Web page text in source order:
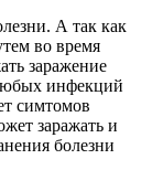
А так как
во время
заражение
инфекций
симтомов
заражать и
болезни